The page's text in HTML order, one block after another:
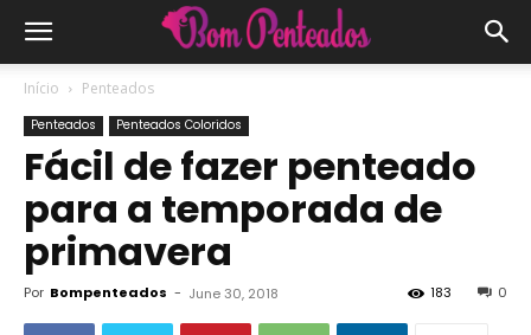
Início Penteados
Penteados Penteados Coloridos
Fácil de fazer penteado
para a temporada de
primavera
Por Bompenteados - June 30, 2018 0
183